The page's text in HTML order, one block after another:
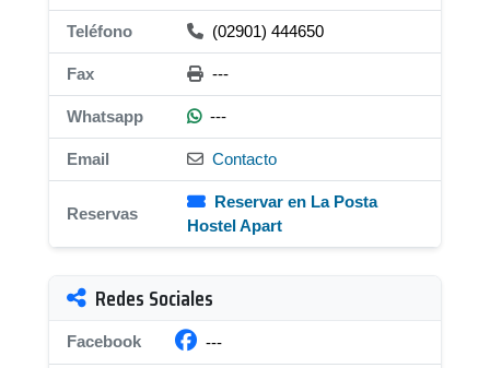
Teléfono (02901) 444650
Fax ---
Whatsapp ---
Email Contacto
Reservas
Reservar en La Posta
Hostel Apart
Redes Sociales
Facebook ---